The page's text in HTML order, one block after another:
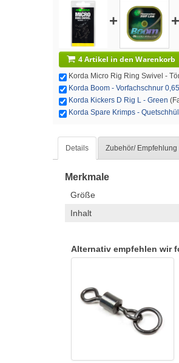
+ +
4 Artikel in den Warenkorb
Korda Micro Rig Ring Swivel -
Korda Boom - Vorfachschnur
Korda Kickers D Rig L - Green
Korda Spare Krimps -
Details Zubehör/ Empfehlung
Merkmale
Größe
Inhalt
Alternativ empfehlen wir